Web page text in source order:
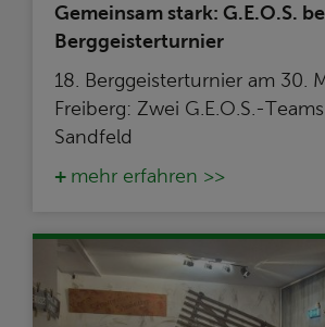
Gemeinsam stark: G.E.O.S.
Berggeisterturnier
18. Berggeisterturnier am 30.
Freiberg: Zwei G.E.O.S.-
Sandfeld
mehr erfahren >>